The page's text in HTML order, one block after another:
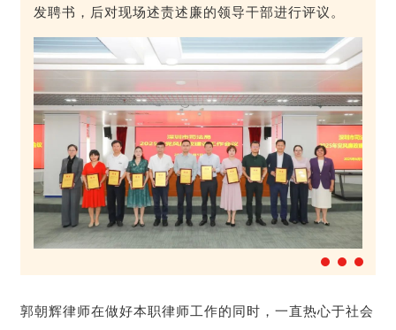
发聘书，后对现场述责述廉的领导干部进行评议。
郭朝辉律师在做好本职律师工作的同时，一直热心于社会